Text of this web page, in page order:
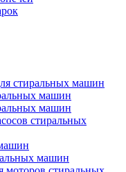
стиральных машин
машин
машин
стиральных
машин